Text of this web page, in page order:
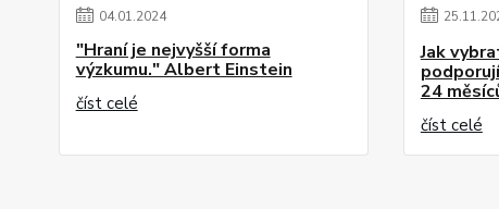
04.01.2024
"Hraní je nejvyšší forma
výzkumu." Albert Einstein
číst celé
25.11.
Jak
24
číst celé